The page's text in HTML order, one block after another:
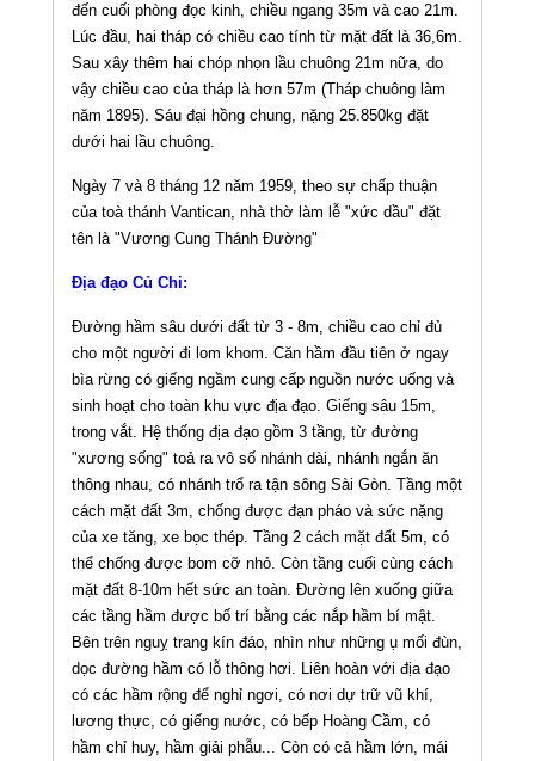
đến cuối phòng đọc kinh, chiều ngang 35m và cao 21m.
Lúc đầu, hai tháp có chiều cao tính từ mặt đất là 36,6m.
Sau xây thêm hai chóp nhọn lầu chuông 21m nữa, do
vậy chiều cao của tháp là hơn 57m (Tháp chuông làm
năm 1895). Sáu đại hồng chung, nặng 25.850kg đặt
dưới hai lầu chuông.
Ngày 7 và 8 tháng 12 năm 1959, theo sự chấp thuận
của toà thánh Vantican, nhà thờ làm lễ "xức dầu" đặt
tên là "Vương Cung Thánh Đường"
Địa đạo Củ Chi:
Ðường hầm sâu dưới đất từ 3 - 8m, chiều cao chỉ đủ
cho một người đi lom khom. Căn hầm đầu tiên ở ngay
bìa rừng có giếng ngầm cung cấp nguồn nước uống và
sinh hoạt cho toàn khu vực địa đạo. Giếng sâu 15m,
trong vắt. Hệ thống địa đạo gồm 3 tầng, từ đường
"xương sống" toả ra vô số nhánh dài, nhánh ngắn ăn
thông nhau, có nhánh trổ ra tận sông Sài Gòn. Tầng một
cách mặt đất 3m, chống được đạn pháo và sức nặng
của xe tăng, xe bọc thép. Tầng 2 cách mặt đất 5m, có
thể chống được bom cỡ nhỏ. Còn tầng cuối cùng cách
mặt đất 8-10m hết sức an toàn. Ðường lên xuống giữa
các tầng hầm được bố trí bằng các nắp hầm bí mật.
Bên trên nguỵ trang kín đáo, nhìn như những ụ mối đùn,
dọc đường hầm có lỗ thông hơi. Liên hoàn với địa đạo
có các hầm rộng để nghỉ ngơi, có nơi dự trữ vũ khí,
lương thực, có giếng nước, có bếp Hoàng Cầm, có
hầm chỉ huy, hầm giải phẫu... Còn có cả hầm lớn, mái